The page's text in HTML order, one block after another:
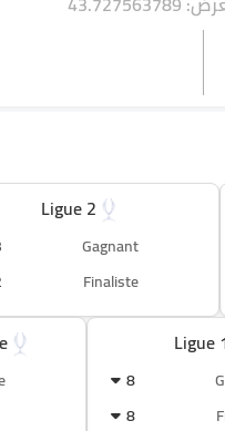
Ligue 2
Gagnant
Finaliste
Ligue
8
8